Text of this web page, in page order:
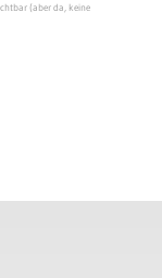
(aber da, keine